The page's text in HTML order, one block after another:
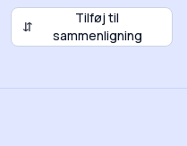
⇵
Tilføj til
sammenligning